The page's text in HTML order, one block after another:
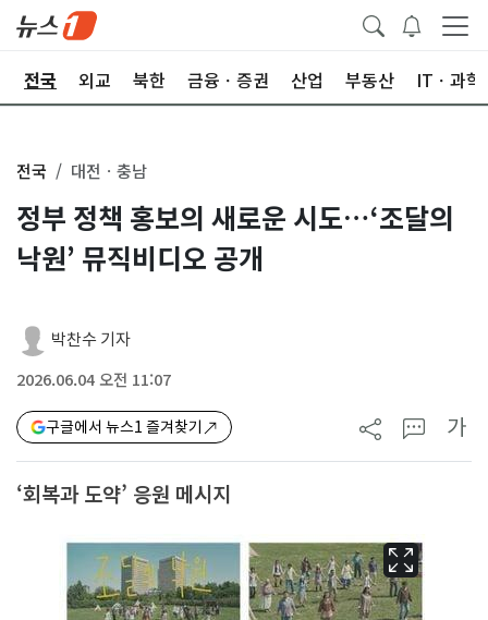
전국 외교 북한 금융ㆍ증권 산업 부동산 ITㆍ과학
전국 대전ㆍ충남
정부 정책 홍보의 새로운 시도…‘조달의
낙원’ 뮤직비디오 공개
박찬수 기자
2026.06.04 오전 11:07
구글에서 뉴스1 즐겨찾기 가
‘회복과 도약’ 응원 메시지